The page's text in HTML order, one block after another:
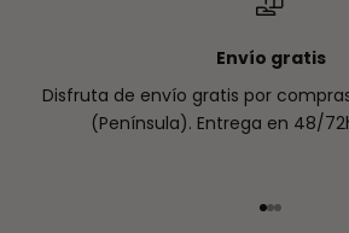
Envío gratis
Disfruta de envío gratis por
(Península). Entrega en 48/
Ir al artículo
Ir al
Ir al